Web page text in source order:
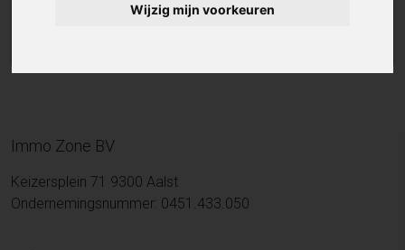
Wijzig mijn voorkeuren
Immo Zone BV
Keizersplein 71 9300 Aalst
Ondernemingsnummer: 0451.433.050